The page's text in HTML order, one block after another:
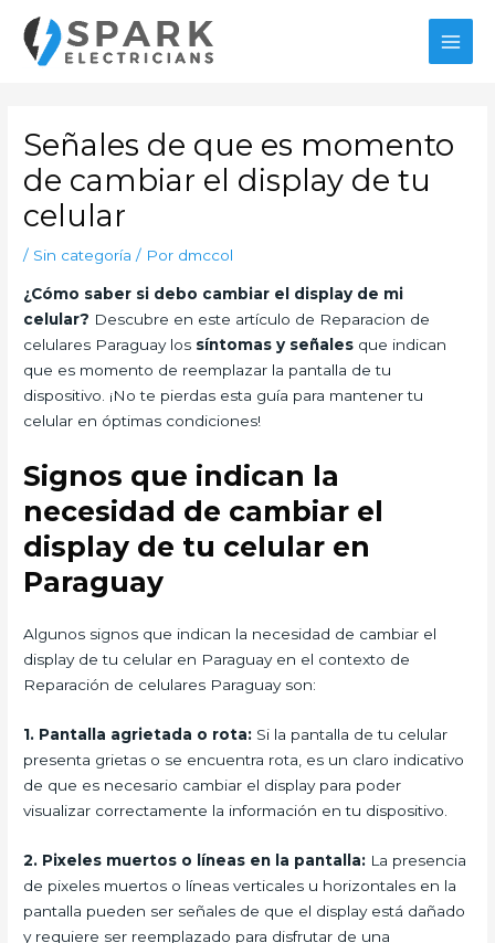
contenido
Señales de que es momento
de cambiar el display de tu
celular
/ Sin categoría / Por dmccol
¿Cómo saber si debo cambiar el display de mi
celular? Descubre en este artículo de Reparacion de
celulares Paraguay los síntomas y señales que indican
que es momento de reemplazar la pantalla de tu
dispositivo. ¡No te pierdas esta guía para mantener tu
celular en óptimas condiciones!
Signos que indican la
necesidad de cambiar el
display de tu celular en
Paraguay
Algunos signos que indican la necesidad de cambiar el
display de tu celular en Paraguay en el contexto de
Reparación de celulares Paraguay son:
1. Pantalla agrietada o rota: Si la pantalla de tu celular
presenta grietas o se encuentra rota, es un claro indicativo
de que es necesario cambiar el display para poder
visualizar correctamente la información en tu dispositivo.
2. Pixeles muertos o líneas en la pantalla: La presencia
de pixeles muertos o líneas verticales u horizontales en la
pantalla pueden ser señales de que el display está dañado
y requiere ser reemplazado para disfrutar de una